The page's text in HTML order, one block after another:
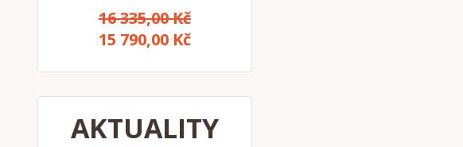
16 335,00 Kč
15 790,00 Kč
AKTUALITY